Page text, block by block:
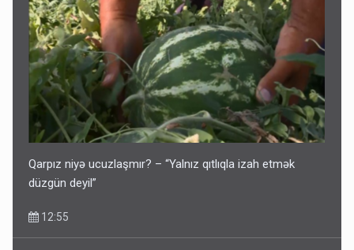
Qarpız niyə ucuzlaşmır? – “Yalnız qıtlıqla izah etmək
düzgün deyil”
12:55